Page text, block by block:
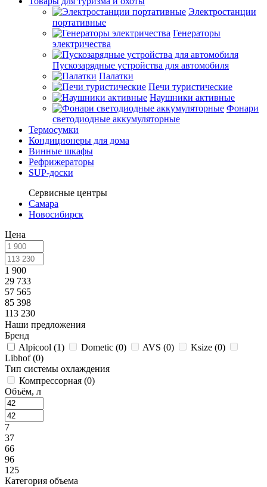
Электростанции
портативные
Генераторы
электричества
Пускозарядные устройства для автомобиля
Палатки
Печи туристические
Наушники активные
Фонари
светодиодные аккумуляторные
Термосумки
Кондиционеры для дома
Винные шкафы
Рефрижераторы
SUP-доски
Сервисные центры
Самара
Новосибирск
Цена
1 900
29 733
57 565
85 398
113 230
Наши предложения
Бренд
Alpicool (1) Dometic (0) AVS (0) Ksize (0)
Libhof (0)
Тип системы охлаждения
Компрессорная (0)
Объём, л
7
37
66
96
125
Категория объема